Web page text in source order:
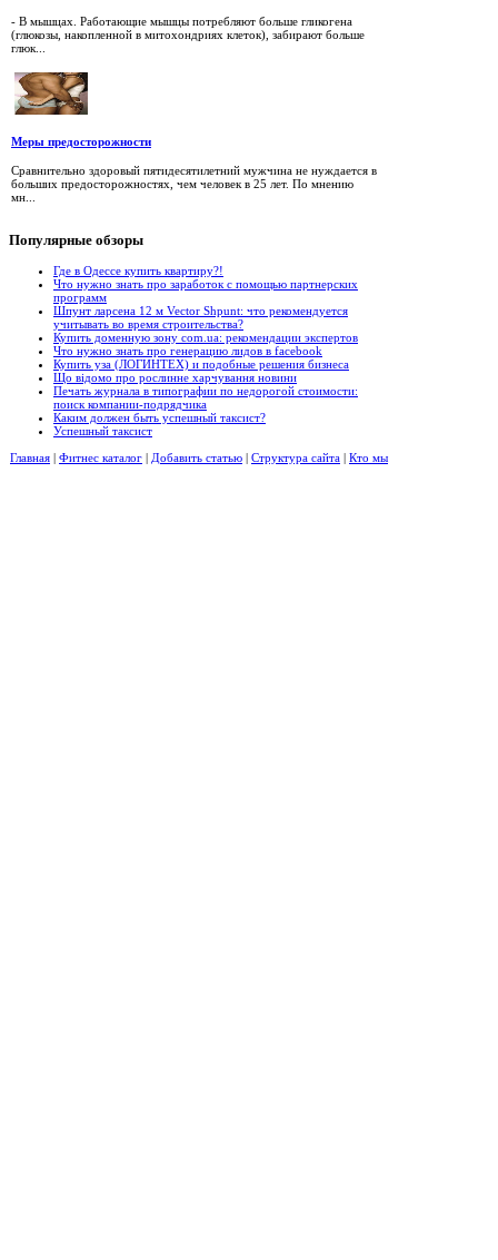
- В мышцах. Работающие мышцы потребляют больше гликогена
(глюкозы, накопленной в митохондриях клеток), забирают больше
глюк...
Меры предосторожности
Сравнительно здоровый пятидесятилетний мужчина не нуждается в
больших предосторожностях, чем человек в 25 лет. По мнению
мн...
Популярные обзоры
Где в Одессе купить квартиру?!
Что нужно знать про заработок с помощью партнерских
программ
Шпунт ларсена 12 м Vector Shpunt: что рекомендуется
учитывать во время строительства?
Купить доменную зону com.ua: рекомендации экспертов
Что нужно знать про генерацию лидов в facebook
Купить уза (ЛОГИНТЕХ) и подобные решения бизнеса
Що відомо про рослинне харчування новини
Печать журнала в типографии по недорогой стоимости:
поиск компании-подрядчика
Каким должен быть успешный таксист?
Успешный таксист
Главная | Фитнес каталог | Добавить статью | Структура сайта | Кто мы